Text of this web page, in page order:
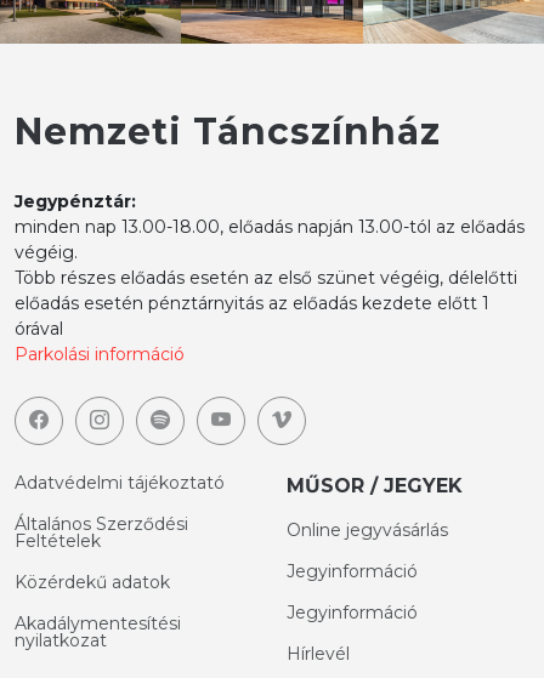
Nemzeti Táncszínház
Jegypénztár:
minden nap 13.00-18.00, előadás napján 13.00-tól az előadás
végéig.
Több részes előadás esetén az első szünet végéig, délelőtti
előadás esetén pénztárnyitás az előadás kezdete előtt 1
órával
Parkolási információ
Adatvédelmi tájékoztató
Általános Szerződési
Feltételek
Közérdekű adatok
Akadálymentesítési
nyilatkozat
MŰSOR / JEGYEK
Online jegyvásárlás
Jegyinformáció
Jegyinformáció
Hírlevél